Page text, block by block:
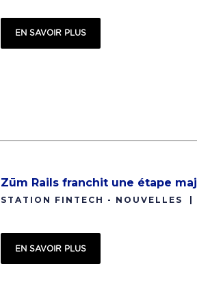
EN SAVOIR PLUS
Zūm Rails franchit une étape
STATION FINTECH - NOUVELLES
EN SAVOIR PLUS